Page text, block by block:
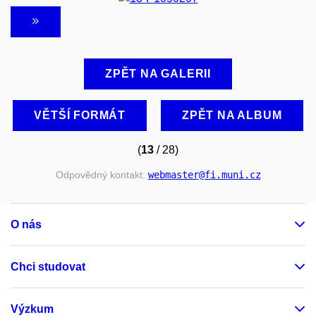
ZPĚT NA GALERII
VĚTŠÍ FORMÁT ZPĚT NA ALBUM
(13 / 28)
Odpovědný kontakt: webmaster@fi.muni.cz
O nás
Chci studovat
Výzkum